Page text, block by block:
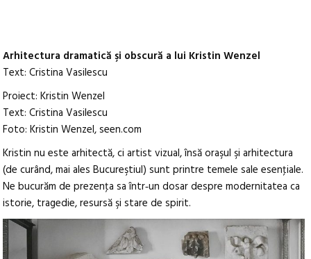
Arhitectura dramatică şi obscură a lui Kristin Wenzel
Text: Cristina Vasilescu
Proiect: Kristin Wenzel
Text: Cristina Vasilescu
Foto: Kristin Wenzel, seen.com
Kristin nu este arhitectă, ci artist vizual, însă oraşul şi arhitectura
(de curând, mai ales Bucureştiul) sunt printre temele sale esenţiale.
Ne bucurăm de prezenţa sa într‑un dosar despre modernitatea ca
istorie, tragedie, resursă şi stare de spirit.